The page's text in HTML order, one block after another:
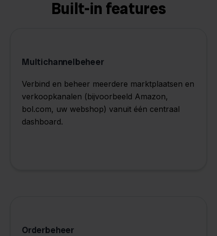
Built-in features
Multichannelbeheer
Verbind en beheer meerdere marktplaatsen en
verkoopkanalen (bijvoorbeeld Amazon,
bol.com, uw webshop) vanuit één centraal
dashboard.
Orderbeheer